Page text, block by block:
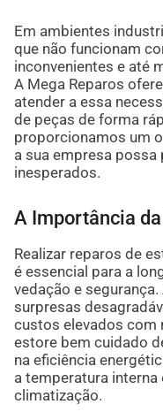
Em ambientes
que não funcionam
inconvenientes e até
A Mega Reparos
atender a essa
de peças de forma
proporcionamos um
a sua empresa
inesperados.
A Importância
Realizar reparos de
é essencial para a
vedação e
surpresas
custos elevados com
estore bem cuidado
na eficiência
a temperatura
climatização.